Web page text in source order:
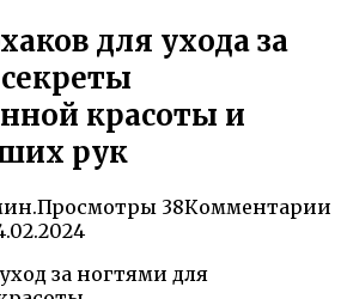
для ухода за
красоты и
рук
Просмотры 38Комментарии